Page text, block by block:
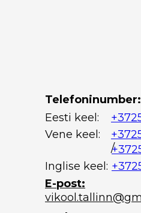
Inglise keel:
Vene keel:
/
Eesti keel:
Telefoninumber:
E-post: